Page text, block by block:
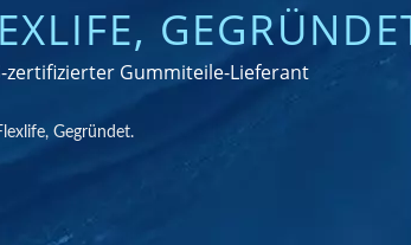
HERSTELLER VON
zertifizierter Gummiteile-Lieferant
Gegründet.